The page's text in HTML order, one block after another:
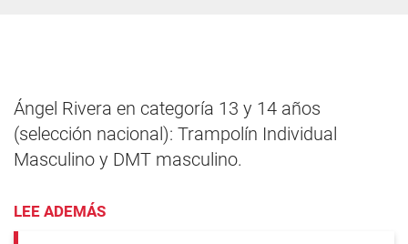
Ángel Rivera en categoría 13 y 14 años
(selección nacional): Trampolín Individual
Masculino y DMT masculino.
LEE ADEMÁS